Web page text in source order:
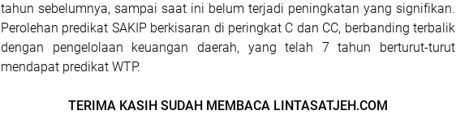
tahun sebelumnya, sampai saat ini belum terjadi peningkatan yang signifikan.
Perolehan predikat SAKIP berkisaran di peringkat C dan CC, berbanding terbalik
dengan pengelolaan keuangan daerah, yang telah 7 tahun berturut-turut
mendapat predikat WTP.
TERIMA KASIH SUDAH MEMBACA LINTASATJEH.COM